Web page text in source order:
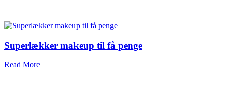
Superlækker makeup til få penge
Read More